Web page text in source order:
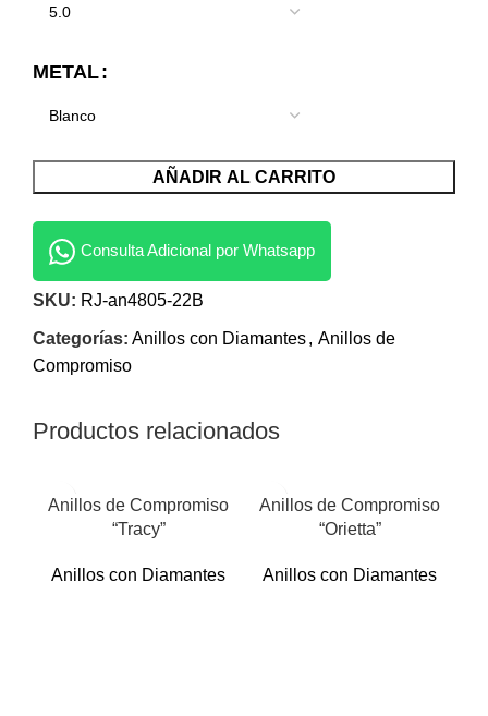
METAL
AÑADIR AL CARRITO
Consulta Adicional por Whatsapp
SKU: RJ-an4805-22B
Categorías: Anillos con Diamantes, Anillos de
Compromiso
Productos relacionados
Anillos de Compromiso
“Tracy”
Anillos con Diamantes
Anillos de Compromiso
“Orietta”
Anillos con Diamantes